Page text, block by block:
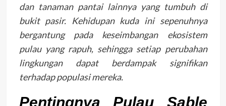
dan tanaman pantai lainnya yang tumbuh di
bukit pasir. Kehidupan kuda ini sepenuhnya
bergantung pada keseimbangan ekosistem
pulau yang rapuh, sehingga setiap perubahan
lingkungan dapat berdampak signifikan
terhadap populasi mereka.
Pentingnya Pulau Sable